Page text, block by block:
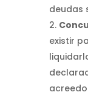
deudas
existir